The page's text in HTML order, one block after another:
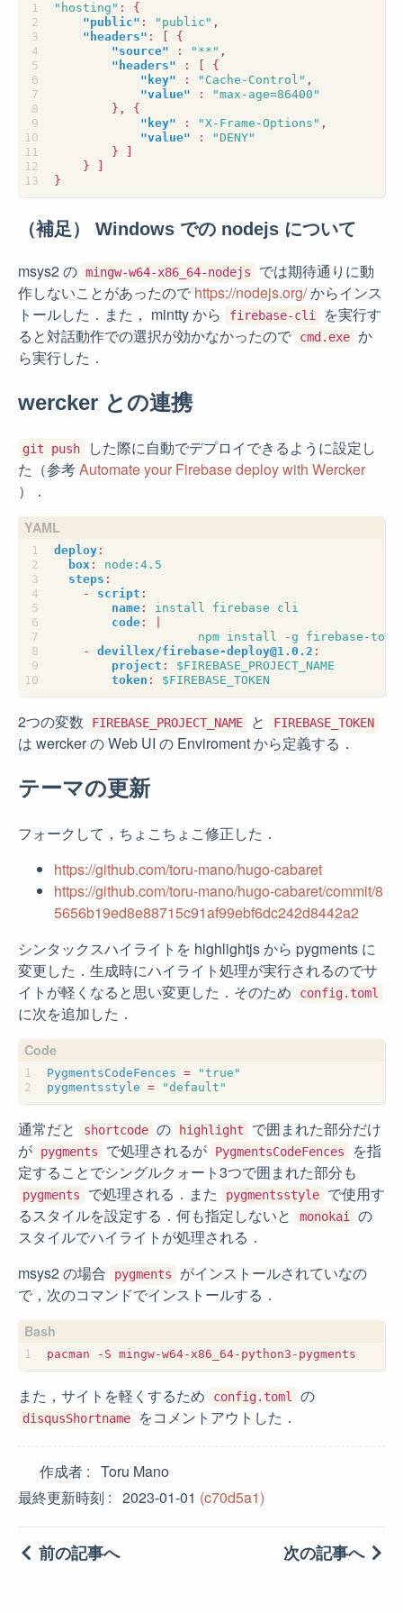
"hosting" :
{
"public" : "public" ,
"headers" :
{
"source"
: "**" ,
"headers"
:
{
"key"
: "Cache-Control" ,
"value"
:
"max-age=86400"
},
{
"key"
: "X-Frame-Options" ,
"value"
:
"DENY"
}
}
}
（補足） Windows での nodejs について
msys2 の mingw-w64-x86_64-nodejs
では期待通りに動
作しないことがあったので https://nodejs.org/からインス
トールした．また， mintty から
firebase-cli
を実行す
ると対話動作での選択が効かなかったので
cmd.exe か
ら実行した．
wercker との連携
git push
した際に自動でデプロイできるように設定し
た（参考Automate your Firebase deploy with Wercker
）．
deploy :
box :
node:4.5
steps :
- script :
name :
install firebase cli
code :
npm install -g firebase-
- devillex/firebase-deploy@1.0.2 :
project :
$FIREBASE_PROJECT_NAME
token : $FIREBASE_TOKEN
2つの変数 FIREBASE_PROJECT_NAME と FIREBASE_TOKEN
は wercker の Web UI の Enviroment から定義する．
テーマの更新
フォークして，ちょこちょこ修正した．
https://github.com/toru-mano/hugo-cabaret
https://github.com/toru-mano/hugo-cabaret/commit/8
5656b19ed8e88715c91af99ebf6dc242d8442a2
シンタックスハイライトを highlightjs から pygments に
変更した．生成時にハイライト処理が実行されるのでサ
イトが軽くなると思い変更した．そのため
config.toml
に次を追加した．
PygmentsCodeFences =
"true"
pygmentsstyle = "default"
通常だと shortcode の highlight
で囲まれた部分だけ
が
pygments で処理されるが PygmentsCodeFences
を指
定することでシングルクォート3つで囲まれた部分も
pygments で処理される．また pygmentsstyle
で使用す
るスタイルを設定する．何も指定しないと
monokai
の
スタイルでハイライトが処理される．
msys2 の場合
pygments
がインストールされていなの
で，次のコマンドでインストールする．
また，サイトを軽くするため config.toml の
disqusShortname をコメントアウトした．
作成者
Toru Mano
最終更新時刻
2023-01-01 (c70d5a1)
前の記事へ 次の記事へ